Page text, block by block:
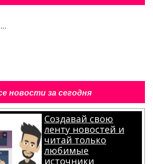
новости за сегодня
Создавай свою
ленту новостей и
читай только
любимые
источники